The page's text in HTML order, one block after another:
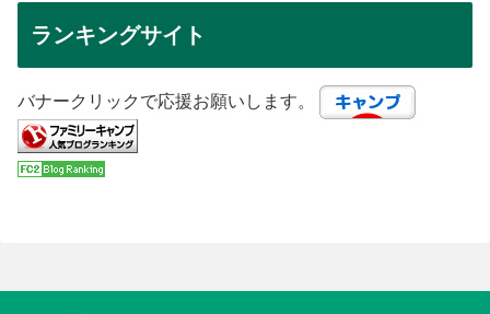
ランキングサイト
バナークリックで応援お願いします。